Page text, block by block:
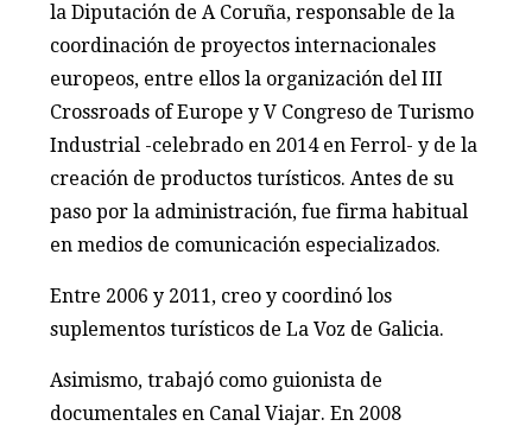
la Diputación de A Coruña, responsable de la
coordinación de proyectos internacionales
europeos, entre ellos la organización del III
Crossroads of Europe y V Congreso de Turismo
Industrial -celebrado en 2014 en Ferrol- y de la
creación de productos turísticos. Antes de su
paso por la administración, fue firma habitual
en medios de comunicación especializados.
Entre 2006 y 2011, creo y coordinó los
suplementos turísticos de La Voz de Galicia.
Asimismo, trabajó como guionista de
documentales en Canal Viajar. En 2008